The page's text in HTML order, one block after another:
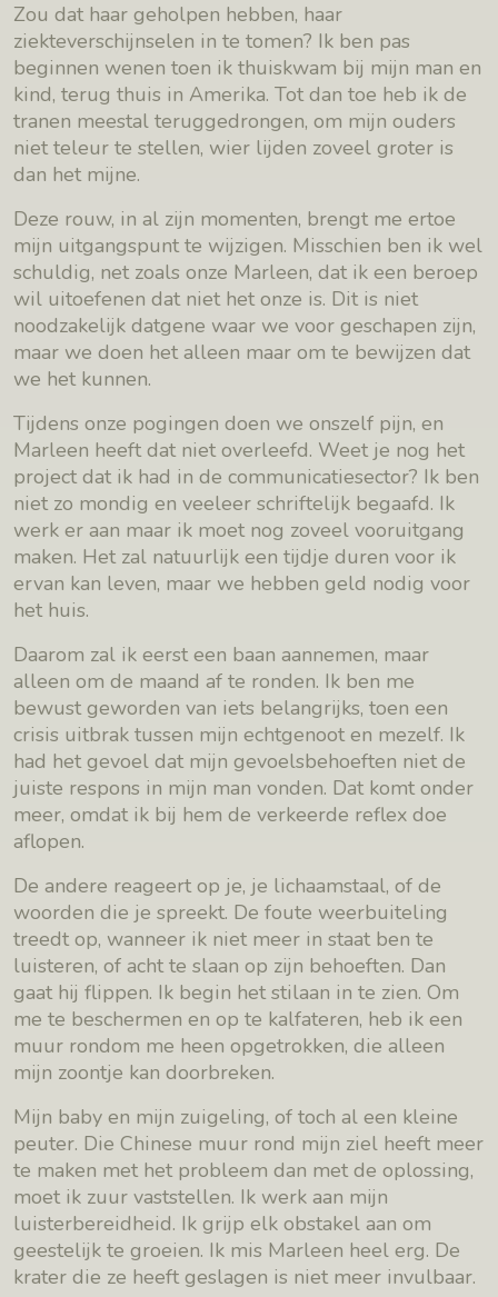
Zou dat haar geholpen hebben, haar
ziekteverschijnselen in te tomen? Ik ben pas
beginnen wenen toen ik thuiskwam bij mijn man en
kind, terug thuis in Amerika. Tot dan toe heb ik de
tranen meestal teruggedrongen, om mijn ouders
niet teleur te stellen, wier lijden zoveel groter is
dan het mijne.
Deze rouw, in al zijn momenten, brengt me ertoe
mijn uitgangspunt te wijzigen. Misschien ben ik wel
schuldig, net zoals onze Marleen, dat ik een beroep
wil uitoefenen dat niet het onze is. Dit is niet
noodzakelijk datgene waar we voor geschapen zijn,
maar we doen het alleen maar om te bewijzen dat
we het kunnen.
Tijdens onze pogingen doen we onszelf pijn, en
Marleen heeft dat niet overleefd. Weet je nog het
project dat ik had in de communicatiesector? Ik ben
niet zo mondig en veeleer schriftelijk begaafd. Ik
werk er aan maar ik moet nog zoveel vooruitgang
maken. Het zal natuurlijk een tijdje duren voor ik
ervan kan leven, maar we hebben geld nodig voor
het huis.
Daarom zal ik eerst een baan aannemen, maar
alleen om de maand af te ronden. Ik ben me
bewust geworden van iets belangrijks, toen een
crisis uitbrak tussen mijn echtgenoot en mezelf. Ik
had het gevoel dat mijn gevoelsbehoeften niet de
juiste respons in mijn man vonden. Dat komt onder
meer, omdat ik bij hem de verkeerde reflex doe
aflopen.
De andere reageert op je, je lichaamstaal, of de
woorden die je spreekt. De foute weerbuiteling
treedt op, wanneer ik niet meer in staat ben te
luisteren, of acht te slaan op zijn behoeften. Dan
gaat hij flippen. Ik begin het stilaan in te zien. Om
me te beschermen en op te kalfateren, heb ik een
muur rondom me heen opgetrokken, die alleen
mijn zoontje kan doorbreken.
Mijn baby en mijn zuigeling, of toch al een kleine
peuter. Die Chinese muur rond mijn ziel heeft meer
te maken met het probleem dan met de oplossing,
moet ik zuur vaststellen. Ik werk aan mijn
luisterbereidheid. Ik grijp elk obstakel aan om
geestelijk te groeien. Ik mis Marleen heel erg. De
krater die ze heeft geslagen is niet meer invulbaar.